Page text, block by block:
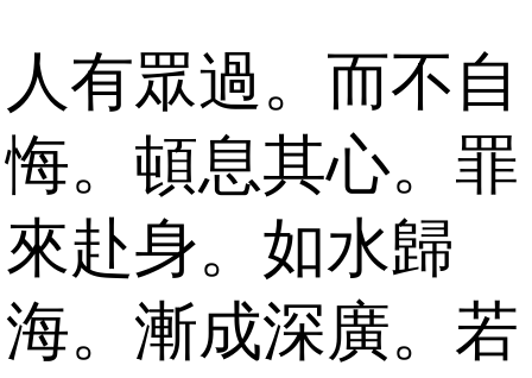
人有眾過。而不自
悔。頓息其心。罪
來赴身。如水歸
海。漸成深廣。若